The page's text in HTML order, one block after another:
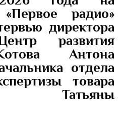
радио»
директора
развития
Антона
отдела
товара
Татьяны